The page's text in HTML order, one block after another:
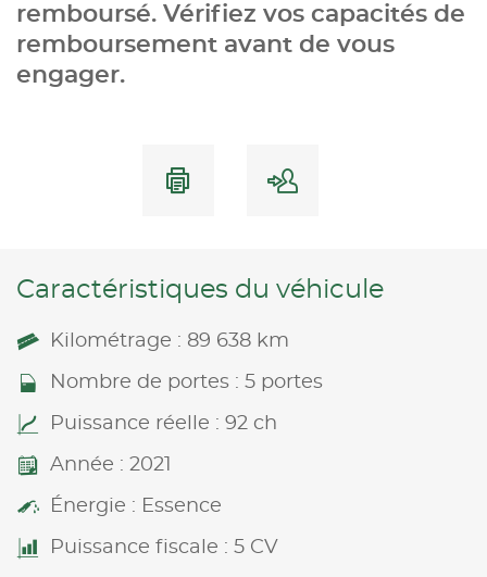
remboursé. Vérifiez vos capacités de
remboursement avant de vous
engager.
Caractéristiques du véhicule
Kilométrage : 89 638 km
Nombre de portes : 5 portes
Puissance réelle : 92 ch
Année : 2021
Énergie : Essence
Puissance fiscale : 5 CV